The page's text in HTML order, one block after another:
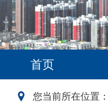
首页
您当前所在位置：